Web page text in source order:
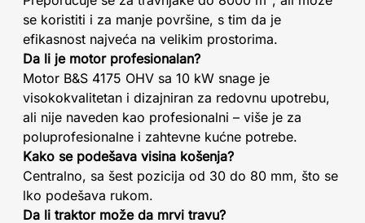
se koristiti i za manje površine, s tim da je
efikasnost najveća na velikim prostorima.
Da li je motor profesionalan?
Motor B&S 4175 OHV sa 10 kW snage je
visokokvalitetan i dizajniran za redovnu upotrebu,
ali nije naveden kao profesionalni – više je za
poluprofesionalne i zahtevne kućne potrebe.
Kako se podešava visina košenja?
Centralno, sa šest pozicija od 30 do 80 mm, što se
lko podešava rukom.
Da li traktor može da mrvi travu?